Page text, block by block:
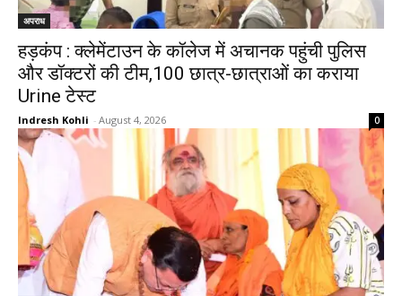
अपराध
हड़कंप : क्लेमेंटाउन के कॉलेज में अचानक पहुंची पुलिस
और डॉक्टरों की टीम,100 छात्र-छात्राओं का कराया
Urine टेस्ट
Indresh Kohli - August 4, 2026 0